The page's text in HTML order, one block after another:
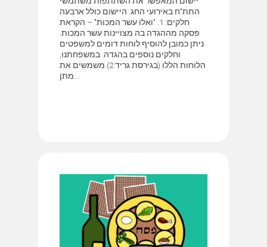
התת"ח באירועי החג. היישום כולל ארבעה
חלקים: 1. "ואלו עשר המכות" – הקראת
פסקה מההגדה בה מצויינות עשר המכות.
ניתן כמובן להוסיף לוחות דומים למשפטים
וחלקים נוספים בהגדה. במשפחתנו,
הלוחות הללו (בגירסת גריד 2) משמשים את